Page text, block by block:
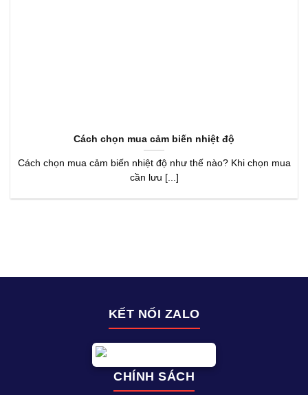
Cách chọn mua cảm biến nhiệt độ
Cách chọn mua cảm biến nhiệt độ như thế nào? Khi chọn mua
cần lưu [...]
KẾT NỐI ZALO
CHÍNH SÁCH